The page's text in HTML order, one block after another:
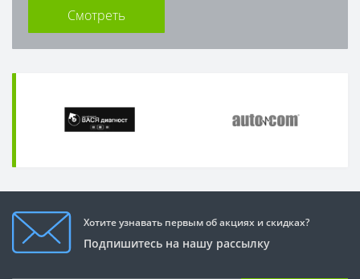
Смотреть
Хотите узнавать первым об акциях и скидках?
Подпишитесь на нашу рассылку